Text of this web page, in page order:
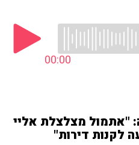
00:00
"אתמול מצלצלת אליי
לקנות דירות"